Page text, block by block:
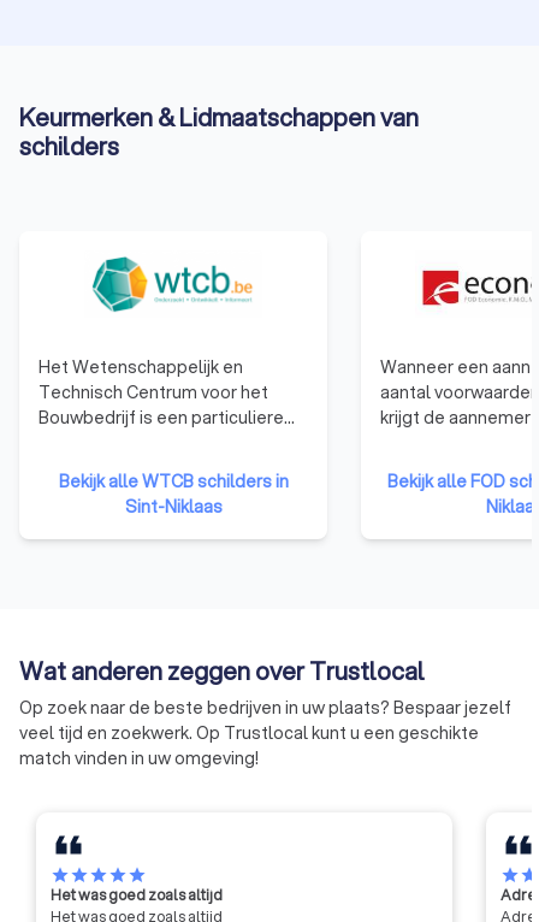
Keurmerken & Lidmaatschappen van
schilders
Het Wetenschappelijk en
Technisch Centrum voor het
Bouwbedrijf is een particuliere
in 1960 om het toegepaste
onderzoek in de industrie te
bevorderen en zo het
concurrentievermogen te
verlenen van technische
voorlichting, bijstand en advies
aan zijn leden, en het bijdragen
tot de algemene innovatie en
ontwikkeling in de bouwsector,
van de industrie en de overheid.
Bekijk alle WTCB schilders in
Sint-Niklaas
Wanneer een
aantal
krijgt de aannemer
minister op advies
federale
De erkenning
aanbestedende
kwaliteitslabel.
Bekijk alle FOD
Wat anderen zeggen over Trustlocal
Op zoek naar de beste bedrijven in uw plaats? Bespaar jezelf
veel tijd en zoekwerk. Op Trustlocal kunt u een geschikte
match vinden in uw omgeving!
starstarstarstarstar
Het was goed zoals altijd
Het was goed zoals altijd
starstar